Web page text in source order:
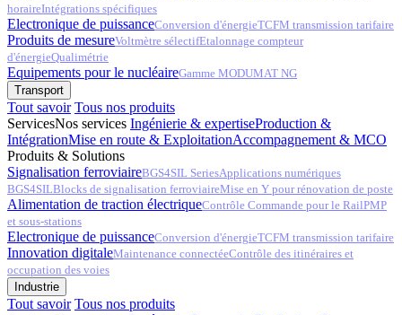
horaireIntégrations spécifiques
Electronique de puissanceConversion d'énergieTCFM transmission tarifaire
Produits de mesureVoltmètre sélectifEtalonnage compteur
d'énergieQualimétrie
Equipements pour le nucléaireGamme MODUMAT NG
Transport
Tout savoir Tous nos produits
ServicesNos services Ingénierie & expertiseProduction &
IntégrationMise en route & ExploitationAccompagnement & MCO
Produits & Solutions
Signalisation ferroviaireBGS4SIL SeriesApplications numériques
BGS4SILBlocks de signalisation ferroviaireMise en Y pour rénovation de poste
Alimentation de traction électriqueContrôle Commande pour le RailPMP
et sous-stations
Electronique de puissanceConversion d'énergieTCFM transmission tarifaire
Innovation digitaleMaintenance connectéeContrôle des itinéraires et
occupation des voies
Industrie
Tout savoir Tous nos produits